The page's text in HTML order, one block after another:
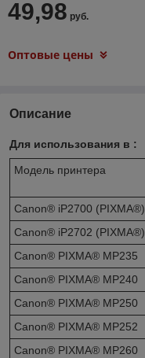
49,98 руб.
Оптовые цены
Описание
Для использования в :
Модель принтера
Canon® iP2700 (PIXMA®)
Canon® iP2702 (PIXMA®)
Canon® PIXMA® MP235
Canon® PIXMA® MP240
Canon® PIXMA® MP250
Canon® PIXMA® MP252
Canon® PIXMA® MP260